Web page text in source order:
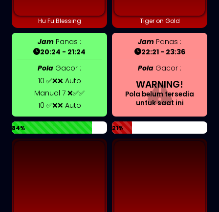
Hu Fu Blessing
Jam Panas :
20:24 - 21:24
Pola Gacor :
10 ✅❌❌ Auto
Manual 7 ❌✅✅
10 ✅❌❌ Auto
84%
Tiger on Gold
Jam Panas :
22:21 - 23:36
Pola Gacor :
WARNING!
Pola belum tersedia
untuk saat ini
21%